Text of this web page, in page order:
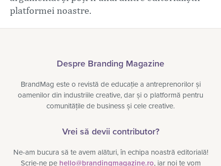
platformei noastre.
Despre Branding Magazine
BrandMag este o revistă de educație a antreprenorilor și
oamenilor din industriile creative, dar și o platformă pentru
comunitățile de business și cele creative.
Vrei să devii contributor?
Ne-am bucura să te avem alături, în echipa noastră editorială!
Scrie-ne pe hello@brandingmagazine.ro, iar noi te vom